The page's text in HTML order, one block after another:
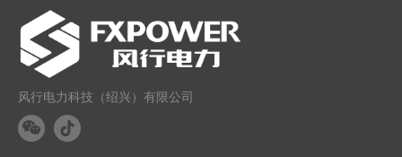
风行电力科技（绍兴）有限公司